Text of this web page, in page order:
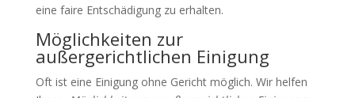
eine faire Entschädigung zu erhalten.
Möglichkeiten zur
außergerichtlichen Einigung
Oft ist eine Einigung ohne Gericht möglich. Wir helfen